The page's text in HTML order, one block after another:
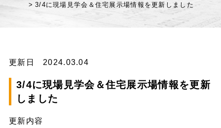
3/4に現場見学会＆住宅展示場情報を更新しました
更新日 2024.03.04
3/4に現場見学会＆住宅展示場情報を更新
しました
更新内容